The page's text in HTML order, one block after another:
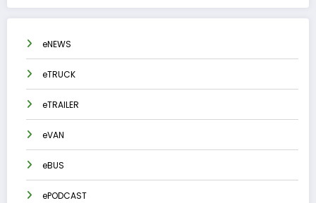
eNEWS
eTRUCK
eTRAILER
eVAN
eBUS
ePODCAST